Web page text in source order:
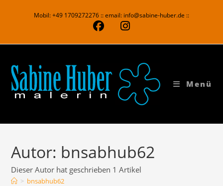
Mobil: +49 1709272276 :: email: info@sabine-huber.de ::
Menü
Autor: bnsabhub62
Dieser Autor hat geschrieben 1 Artikel
> bnsabhub62